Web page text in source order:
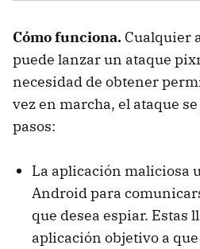
Cómo funciona. Cualquier
puede lanzar un ataque
necesidad de obtener
vez en marcha, el ataque
pasos:
La aplicación maliciosa
Android para
que desea espiar. Estas
aplicación objetivo a